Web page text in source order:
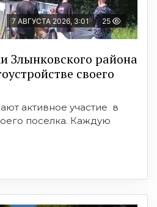
7 АВГУСТА 2026, 3:01 25
Злынковского района
своего
активное участие в
поселка. Каждую